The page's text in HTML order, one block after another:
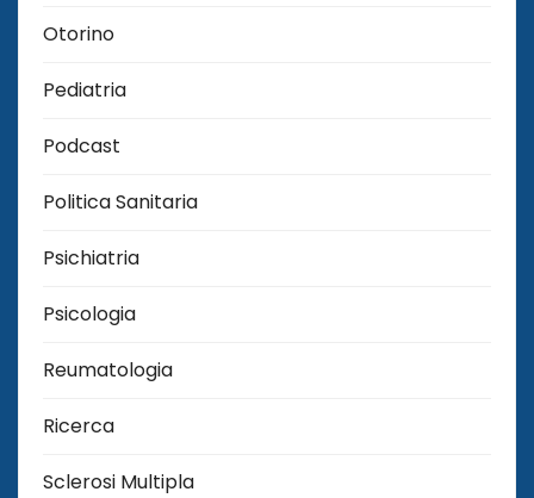
Otorino
Pediatria
Podcast
Politica Sanitaria
Psichiatria
Psicologia
Reumatologia
Ricerca
Sclerosi Multipla